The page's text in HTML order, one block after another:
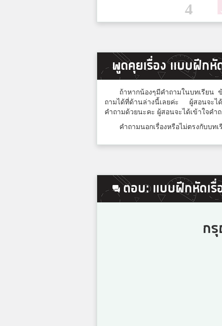
4
5
6
พูดคุยเรื่อง แบบฝึกหั
ถ้าหากน้องๆมีคำถามในบทเรียน
ถามได้ที่ด้านล่างนี้เลยค่ะ ผู้สอนจะได้
คำถามด้วยนะคะ ผู้สอนจะได้เข้าใจค
คำถามนอกเรื่องหรือไม่ตรงกับบท
ตอบ: แบบฝึกหัดเรื่
ก